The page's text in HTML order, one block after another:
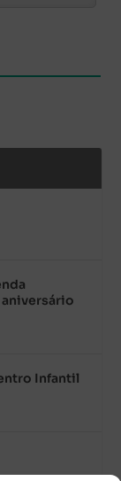
aniversário
Infantil